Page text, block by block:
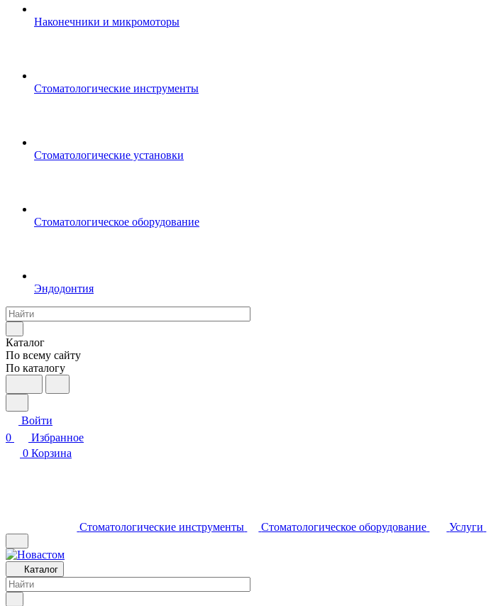
Наконечники и микромоторы
Стоматологические инструменты
Стоматологические установки
Стоматологическое оборудование
Эндодонтия
Каталог
По всему сайту
По каталогу
Войти
0
Избранное
0 Корзина
Стоматологические инструменты Стоматологическое оборудование Услуги
Каталог